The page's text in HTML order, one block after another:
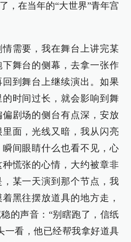
，在当年的“大世界”青年宫
需要，我在舞台上讲完某
舞台的侧幕，去拿一张作
到舞台上继续演出。如果
时间过长，就会影响到舞
剧场的侧台有点深，安放
面，光线又暗，我从闪亮
间眼睛什么也看不见，心
慌张的心情，大约被章非
某一天演到那个节点，我
黑往摆放道具的地方走，
的声音：“别瞎跑了，信纸
一看，他已经帮我拿好道具